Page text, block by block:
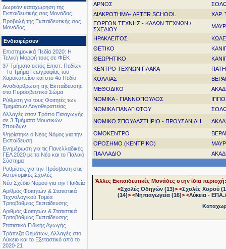
Δωρεάν καταχώρηση της
Εκπαιδευτικής σας Μονάδας
Προβολή της Εκπαιδευτικής σας
Μονάδας
Ενδιαφέρουν
Επιστημονικά Πεδία 2020: Η
Τελική Μορφή τους σε ΦΕΚ
37 Τμήματα εκτός Επιστ. Πεδίων
- Το Τμήμα Γεωγραφίας του
Χαροκοπείου και στο 4ο Πεδίο
Αναδιάρθρωση της Εκπαίδευσης
στο Πυροσβεστικό Σώμα
Ρύθμιση για τους Φοιτητές των
Τμημάτων Λογοθεραπείας
Αλλαγές στον Τρόπο Εισαγωγής
σε 3 Τμήματα Μουσικών
Σπουδών
Ψηφίστηκε ο Νέος Νόμος για την
Εκπαίδευση
Ενημέρωση για τις Πανελλαδικές
ΓΕΛ 2020 με το Νέο και το Παλαιό
Σύστημα
Ρυθμίσεις για την Πρόσβαση στις
Αστυνομικές Σχολές
Νέο Σχέδιο Νόμου για την Παιδεία
Αριθμός Φοιτητών & Στατιστικά
Τεχνολογικού Τομέα
Τριτοβάθμιας Εκπαίδευσης
Αριθμός Φοιτητών & Στατιστικά
Τριτοβάθμιας Εκπαίδευσης
Στατιστικά Ειδικής Αγωγής
Τράπεζα Θεμάτων, Αλλαγές στο
Λύκειο και το Εξεταστικό από το
2020-21
ΑΡΝΟΣ
ΔΙΑΚΡΟΤΗΜΑ- AFTER SCHOOL
ΧΑΡ.
ΕΟΡΓΟΝ ΤΕΧΝΗΣ - ΚΑΛΩΝ ΤΕΧΝΩΝ /
ΣΧΕΔΙΟΥ
ΗΡΑΚΛΕΙΤΟΣ
ΘΕΤΙΚΟ
ΘΕΩΡΗΤΙΚΟ
ΚΕΝΤΡΟ ΤΕΧΝΩΝ ΠΛΑΚΑ
ΚΟΛΛΙΑΣ
ΜΕΘΟΔΙΚΟ
ΝΟΜΙΚΑ - ΓΙΑΝΝΟΠΟΥΛΟΣ
ΝΟΜΙΚΑ ΠΑΝΑΓΙΩΤΟΥ
ΝΟΜΙΚΟ ΣΠΟΥΔΑΣΤΗΡΙΟ - ΠΡΟΥΣΑΝΙΔΗ
ΟΜΟΚΕΝΤΡΟ
ΟΡΟΣΗΜΟ (ΚΕΝΤΡΙΚΟ)
ΠΑΛΛΑΔΙΟ
Άλλες Εκπαιδευτικές Μονάδες στην ίδια περιοχή:
<Σχολές Οδηγών (13)> <Σχολές Χορού
(14)> <Νηπιαγωγεία (16)> <Λύκεια -